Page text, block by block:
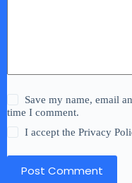
Save my name, email
time I comment.
I accept thePrivacy
Post Comment